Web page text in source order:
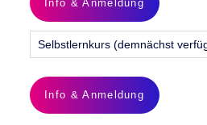
Info & Anmeldung
Selbstlernkurs (demnächst
Info & Anmeldung